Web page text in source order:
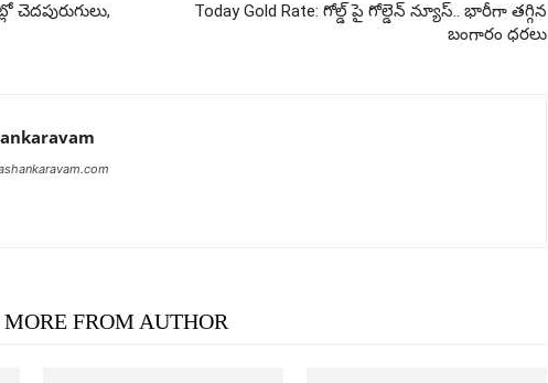
చెదపురుగులు,
Today Gold Rate: గోల్డ్ పై గోల్డెన్ న్యూస్.. భారీగా తగ్గిన
బంగారం ధరలు
MORE FROM AUTHOR